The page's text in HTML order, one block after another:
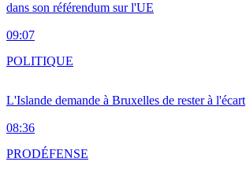
dans son référendum sur l'UE
09:07
L'Islande demande à Bruxelles de rester à l'écart
08:36
POLITIQUE
PRODÉFENSE